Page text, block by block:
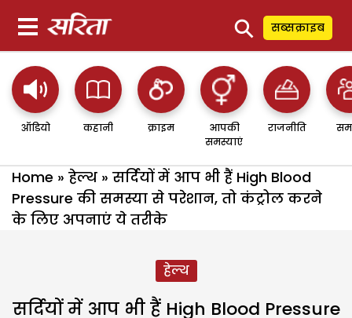
⚲ सब्सक्राइब
ऑडियो कहानी क्राइम
आपकी
समस्याएं
राजनीति
Home » हेल्थ » सर्दियों में आप भी हैं High Blood
Pressure की समस्या से परेशान, तो कंट्रोल करने
के लिए अपनाएं ये तरीके
हेल्थ
सर्दियों में आप भी हैं High Blood Pressure